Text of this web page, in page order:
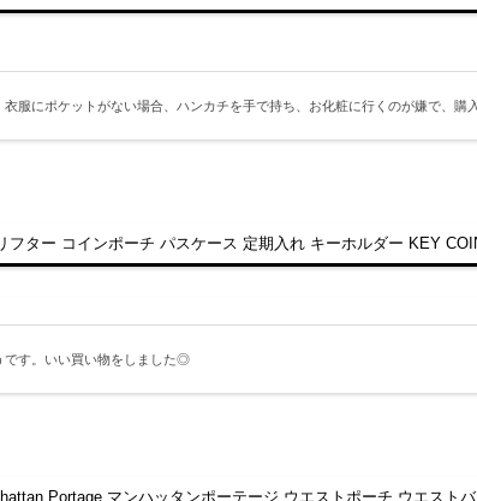
服にポケットがない場合、ハンカチを手で持ち、お化粧に行くのが嫌で、購
ター コインポーチ パスケース 定期入れ キーホルダー KEY
です。いい買い物をしました◎
Portage マンハッタンポーテージ ウエストポーチ ウエスト